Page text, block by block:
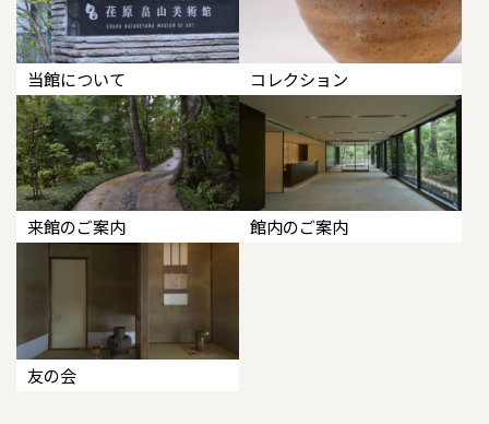
当館について コレクション
来館のご案内 館内のご案内
友の会